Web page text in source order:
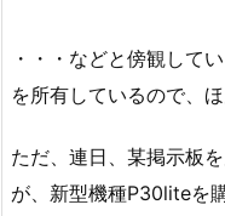
・・・などと傍観して
を所有しているので、
ただ、連日、某掲示板
が、新型機種P30liteを